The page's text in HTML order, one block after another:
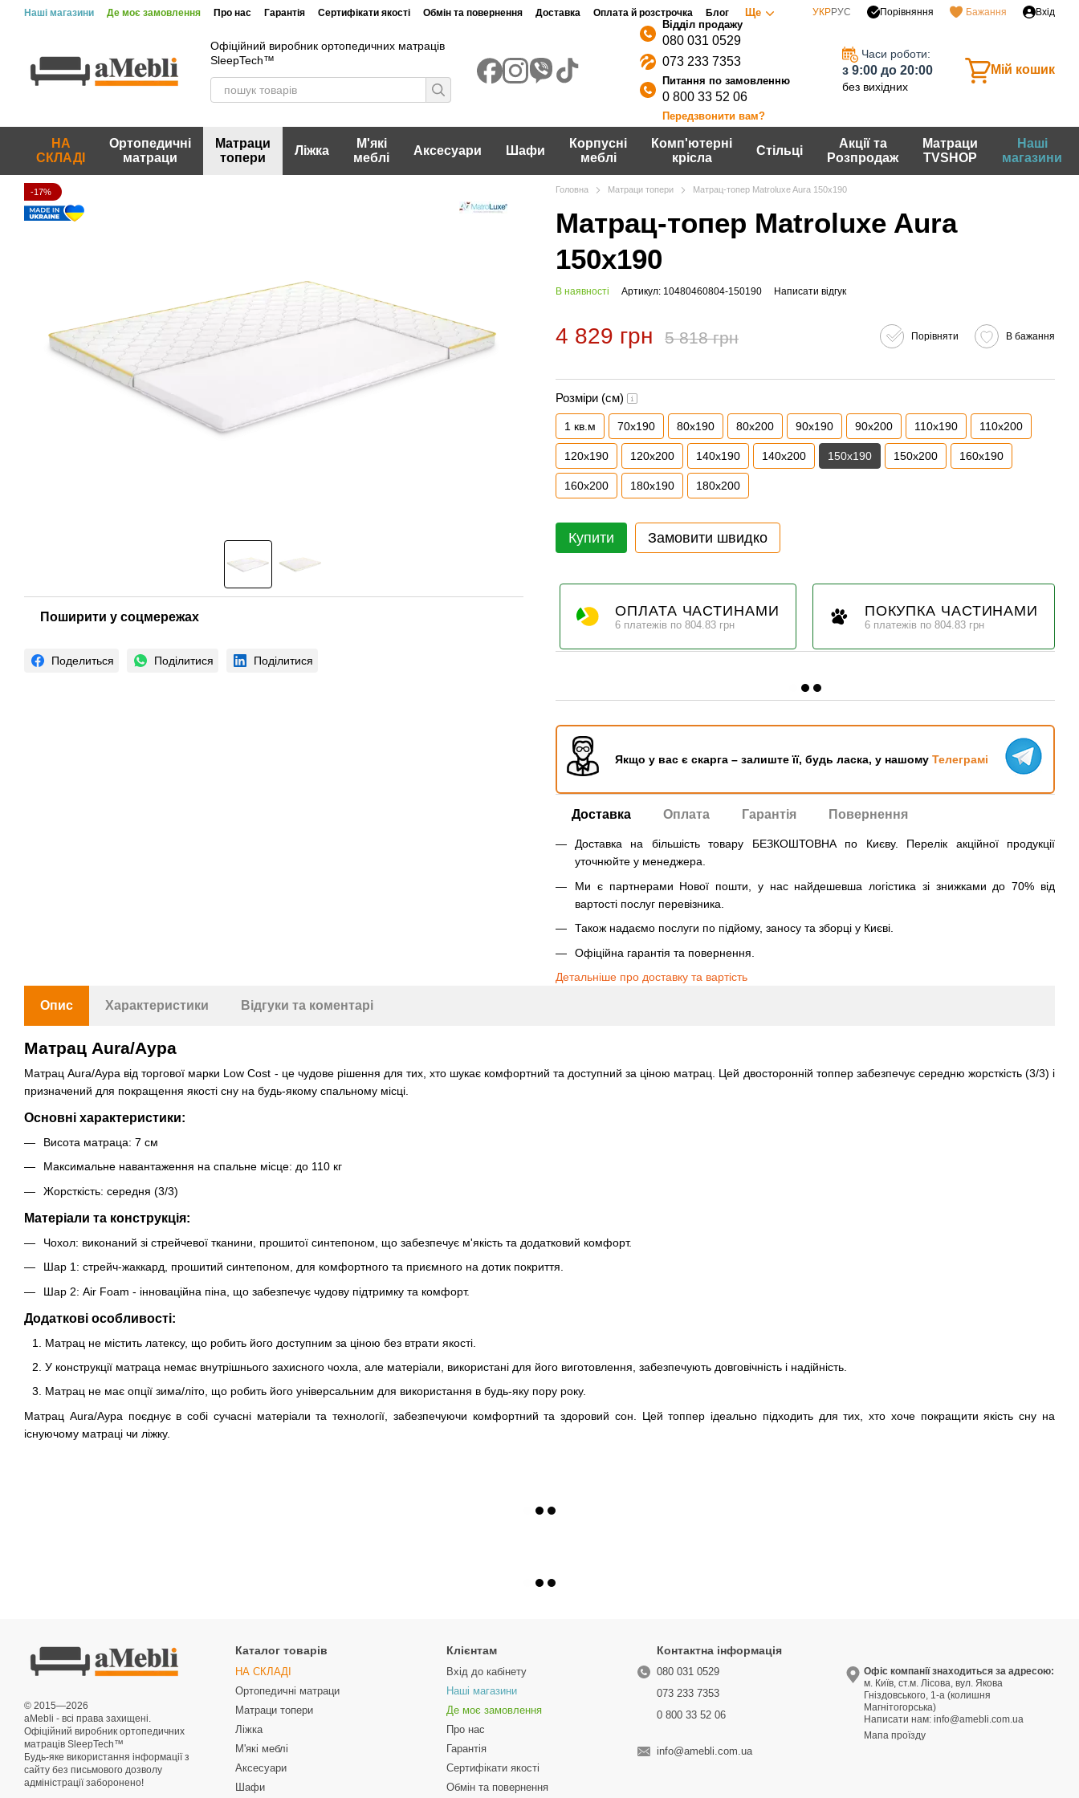
Перейти до основного контенту
Наші магазини Де моє замовлення Про нас Гарантія Сертифікати якості Обмін та повернення Доставка Оплата й розстрочка Блог Ще УКРРУС Порівняння Бажання Вхід
Офіційний виробник ортопедичних матраців
SleepTech™
080 031 0529
073 233 7353
0 800 33 52 06
Передзвонити вам?
Часи роботи:
з 9:00 до 20:00
без вихідних
Мій кошик
НА
СКЛАДІ
Ортопедичні
матраци
Матраци
топери
Ліжка
М'які
меблі
Аксесуари Шафи
Корпусні
меблі
Комп'ютерні
крісла
Стільці
Акції та
Розпродаж
Матраци
TVSHOP
Наші
магазини
-17%
Поширити у соцмережах
Поделиться Поділитися Поділитися
Головна Матраци топери Матрац-топер Matroluxe Aura 150х190
Матрац-топер Matroluxe Aura
150х190
В наявності Артикул: 10480460804-150190 Написати відгук
4 829 грн 5 818 грн Порівняти В бажання
Розміри (см)
1 кв.м 70x190 80x190 80x200 90x190 90x200 110x190 110x200
120x190 120x200 140x190 140x200 150x190 150x200 160x190
160x200 180x190 180x200
Купити Замовити швидко
ОПЛАТА ЧАСТИНАМИ
6 платежів по 804.83 грн
ПОКУПКА ЧАСТИНАМИ
6 платежів по 804.83 грн
Якщо у вас є скарга – залиште її, будь ласка, у нашому Телеграмі
Доставка Оплата Гарантія Повернення
Доставка на більшість товару БЕЗКОШТОВНА по Києву. Перелік акційної продукції
уточнюйте у менеджера.
Ми є партнерами Нової пошти, у нас найдешевша логістика зі знижками до 70% від
вартості послуг перевізника.
Також надаємо послуги по підйому, заносу та зборці у Києві.
Офіційна гарантія та повернення.
Детальніше про доставку та вартість
Опис Характеристики Відгуки та коментарі
Матрац Aura/Аура
Матрац Aura/Аура від торгової марки Low Cost - це чудове рішення для тих, хто шукає комфортний та доступний за ціною матрац. Цей двосторонній топпер забезпечує середню жорсткість (3/3) і
призначений для покращення якості сну на будь-якому спальному місці.
Основні характеристики:
Висота матраца: 7 см
Максимальне навантаження на спальне місце: до 110 кг
Жорсткість: середня (3/3)
Матеріали та конструкція:
Чохол: виконаний зі стрейчевої тканини, прошитої синтепоном, що забезпечує м'якість та додатковий комфорт.
Шар 1: стрейч-жаккард, прошитий синтепоном, для комфортного та приємного на дотик покриття.
Шар 2: Air Foam - інноваційна піна, що забезпечує чудову підтримку та комфорт.
Додаткові особливості:
Матрац не містить латексу, що робить його доступним за ціною без втрати якості.
У конструкції матраца немає внутрішнього захисного чохла, але матеріали, використані для його виготовлення, забезпечують довговічність і надійність.
Матрац не має опції зима/літо, що робить його універсальним для використання в будь-яку пору року.
Матрац Aura/Аура поєднує в собі сучасні матеріали та технології, забезпечуючи комфортний та здоровий сон. Цей топпер ідеально підходить для тих, хто хоче покращити якість сну на
існуючому матраці чи ліжку.
© 2015—2026
aMebli - всі права захищені.
Офіційний виробник ортопедичних
матраців SleepTech™
Будь-яке використання інформації з
сайту без письмового дозволу
адміністрації заборонено!
Каталог товарів
НА СКЛАДІ
Ортопедичні матраци
Матраци топери
Ліжка
М'які меблі
Аксесуари
Шафи
Клієнтам
Вхід до кабінету
Наші магазини
Де моє замовлення
Про нас
Гарантія
Сертифікати якості
Обмін та повернення
Контактна інформація
080 031 0529
073 233 7353
0 800 33 52 06
info@amebli.com.ua
Офіс компанії знаходиться за адресою:
м. Київ, ст.м. Лісова, вул. Якова
Гніздовського, 1-а (колишня
Магнітогорська)
Написати нам:info@amebli.com.ua
Мапа проїзду